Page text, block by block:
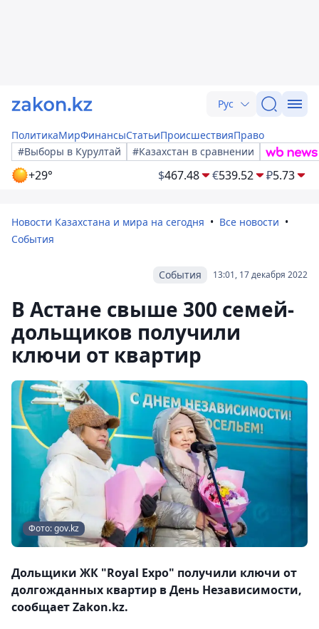
Рус
ПолитикаМирФинансыСтатьиПроисшествияПраво
#Выборы в Курултай
#Казахстан в сравнении
+29° $467.48 €539.52 ₽5.73
Новости Казахстана и мира на сегодня
Все новости
События
13:01, 17 декабря 2022
События
В Астане свыше 300 семей-
дольщиков получили
ключи от квартир
Фото: gov.kz
Дольщики ЖК "Royal Expo" получили ключи от
долгожданных квартир в День Независимости,
сообщает Zakon.kz.